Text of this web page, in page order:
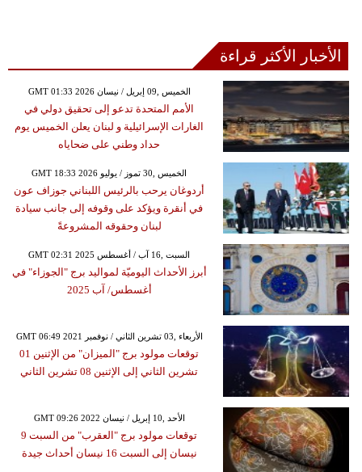
الأخبار الأكثر قراءة
GMT 01:33 2026 الخميس ,09 إبريل / نيسان
الأمم المتحدة تدعو إلى تحقيق دولي في
الغارات الإسرائيلية و لبنان يعلن الخميس يوم
حداد وطني على ضحاياه
GMT 18:33 2026 الخميس ,30 تموز / يوليو
أردوغان يرحب بالرئيس اللبناني جوزاف عون
في أنقرة ويؤكد على وقوفه إلى جانب سيادة
لبنان وحقوقه المشروعةً
GMT 02:31 2025 السبت ,16 آب / أغسطس
أبرز الأحداث اليوميّة لمواليد برج "الجوزاء" في
أغسطس/ آب 2025
GMT 06:49 2021 الأربعاء ,03 تشرين الثاني / نوفمبر
توقعات مولود برج "الميزان" من الإثنين 01
تشرين الثاني إلى الإثنين 08 تشرين الثاني
GMT 09:26 2022 الأحد ,10 إبريل / نيسان
توقعات مولود برج "العقرب" من السبت 9
نيسان إلى السبت 16 نيسان أحداث جيدة